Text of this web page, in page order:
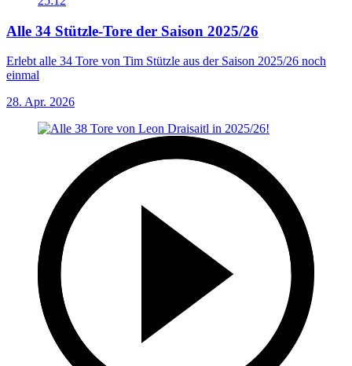
Alle 34 Stützle-Tore der Saison 2025/26
Erlebt alle 34 Tore von Tim Stützle aus der Saison 2025/26 noch
einmal
28. Apr. 2026